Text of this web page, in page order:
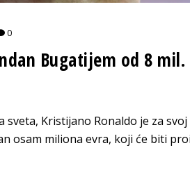
0
Bugatijem od 8 mil.
Kristijano Ronaldo je za
osam miliona evra, koji će biti